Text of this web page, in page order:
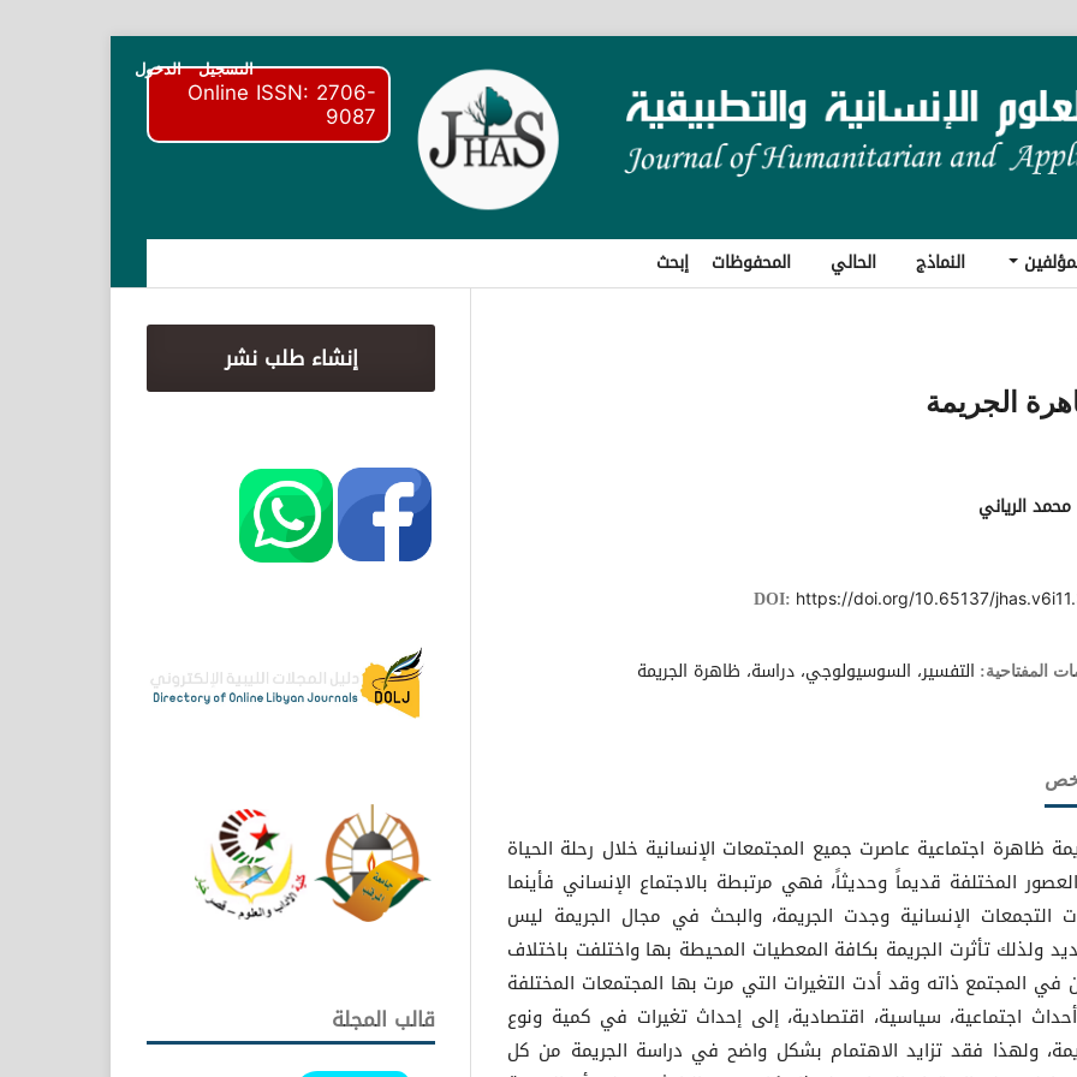
Online ISSN: 2706-
9087
النماذج الحالي المحفوظات إبحث
التسجيل الدخول
الجريمة
الرياني
DOI: https://doi.org/10.65137/
المفتاحية: التفسير، السوسيولوجي، دراسة، ظاهرة الجريمة
ظاهرة اجتماعية عاصرت جميع المجتمعات الإنسانية خلال رحلة الحياة
المختلفة قديماً وحديثاً، فهي مرتبطة بالاجتماع الإنساني فأينما
التجمعات الإنسانية وجدت الجريمة، والبحث في مجال الجريمة ليس
ولذلك تأثرت الجريمة بكافة المعطيات المحيطة بها واختلفت باختلاف
في المجتمع ذاته وقد أدت التغيرات التي مرت بها المجتمعات المختلفة
اجتماعية، سياسية، اقتصادية، إلى إحداث تغيرات في كمية ونوع
ولهذا فقد تزايد الاهتمام بشكل واضح في دراسة الجريمة من كل
إنشاء طلب نشر
قالب المجلة